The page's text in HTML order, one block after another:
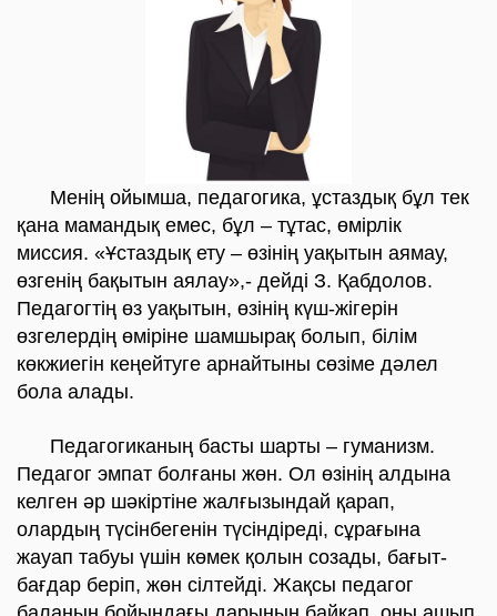
​Менің ойымша, педагогика, ұстаздық бұл тек
қана мамандық емес, бұл – тұтас, өмірлік
миссия. «Ұстаздық ету – өзінің уақытын аямау,
өзгенің бақытын аялау»,- дейді З. Қабдолов.
Педагогтің өз уақытын, өзінің күш-жігерін
өзгелердің өміріне шамшырақ болып, білім
көкжиегін кеңейтуге арнайтыны сөзіме дәлел
бола алады.
Педагогиканың басты шарты – гуманизм.
Педагог эмпат болғаны жөн. Ол өзінің алдына
келген әр шәкіртіне жалғызындай қарап,
олардың түсінбегенін түсіндіреді, сұрағына
жауап табуы үшін көмек қолын созады, бағыт-
бағдар беріп, жөн сілтейді. Жақсы педагог